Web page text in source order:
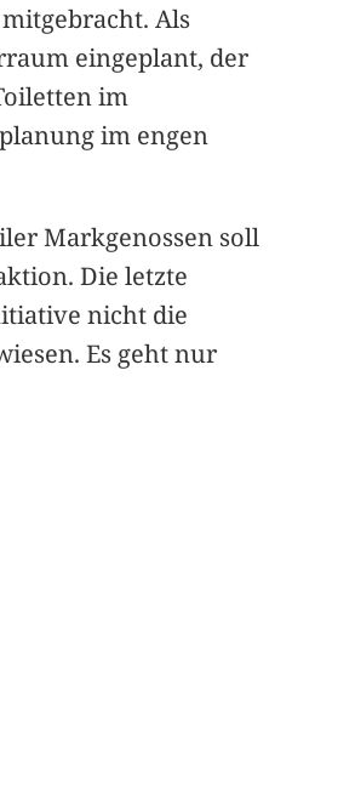
Als
eingeplant, der
im
im engen
Markgenossen soll
Die letzte
nicht die
Es geht nur